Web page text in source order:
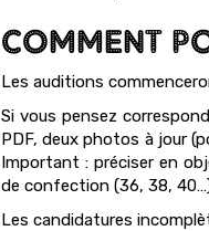
COMMENT
Les auditions
Si vous pensez
PDF, deux photos à jour
Important : préciser en
de confection (36, 38,
Les candidatures